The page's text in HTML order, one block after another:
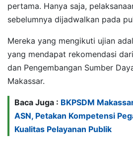
pertama. Hanya saja,
sebelumnya dijadwalkan pada
Mereka yang mengikuti ujian
yang mendapat rekomendasi
dan Pengembangan Sumber
Makassar.
Baca Juga : BKPSDM
ASN, Petakan Kompetensi
Kualitas Pelayanan Publik